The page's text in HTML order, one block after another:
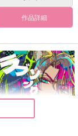
作品詳細